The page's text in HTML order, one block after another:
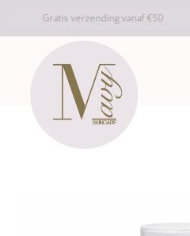
Gratis verzending vanaf €50